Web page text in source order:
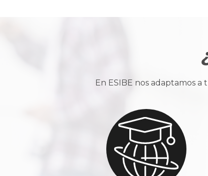
En ESIBE nos adaptamos